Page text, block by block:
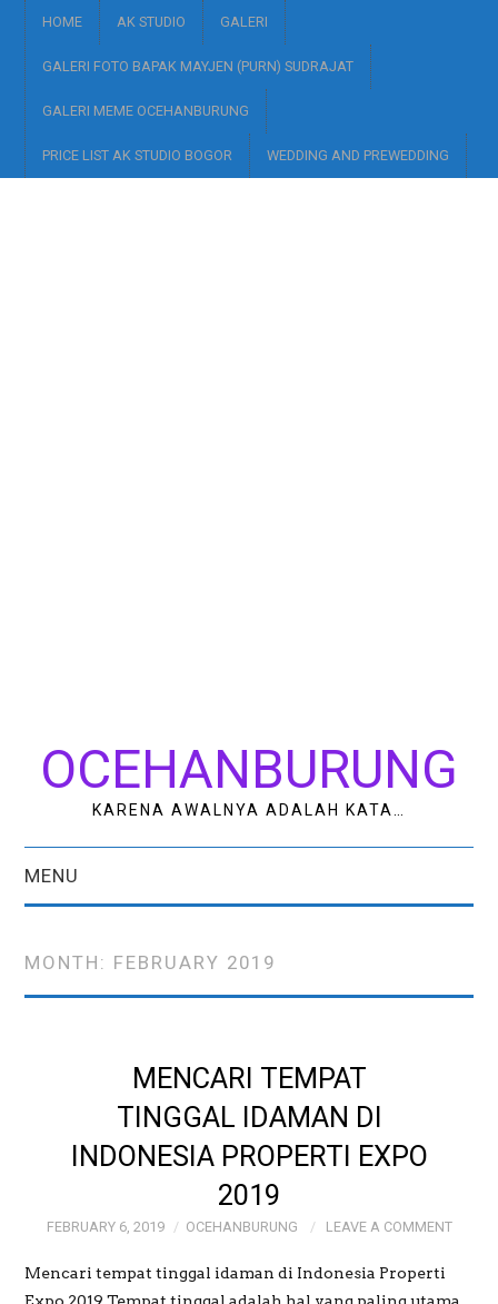
HOME AK STUDIO GALERI
GALERI FOTO BAPAK MAYJEN (PURN) SUDRAJAT
GALERI MEME OCEHANBURUNG
PRICE LIST AK STUDIO BOGOR WEDDING AND PREWEDDING
OCEHANBURUNG
KARENA AWALNYA ADALAH KATA…
MENU
GALERI FOTO BAPAK
MAYJEN (PURN)
GALERI MEME
MONTH: FEBRUARY 2019
MENCARI TEMPAT
TINGGAL IDAMAN DI
INDONESIA PROPERTI EXPO
2019
FEBRUARY 6, 2019 OCEHANBURUNG LEAVE A COMMENT
Mencari tempat tinggal idaman di Indonesia Properti
Expo 2019 Tempat tinggal adalah hal yang paling utama